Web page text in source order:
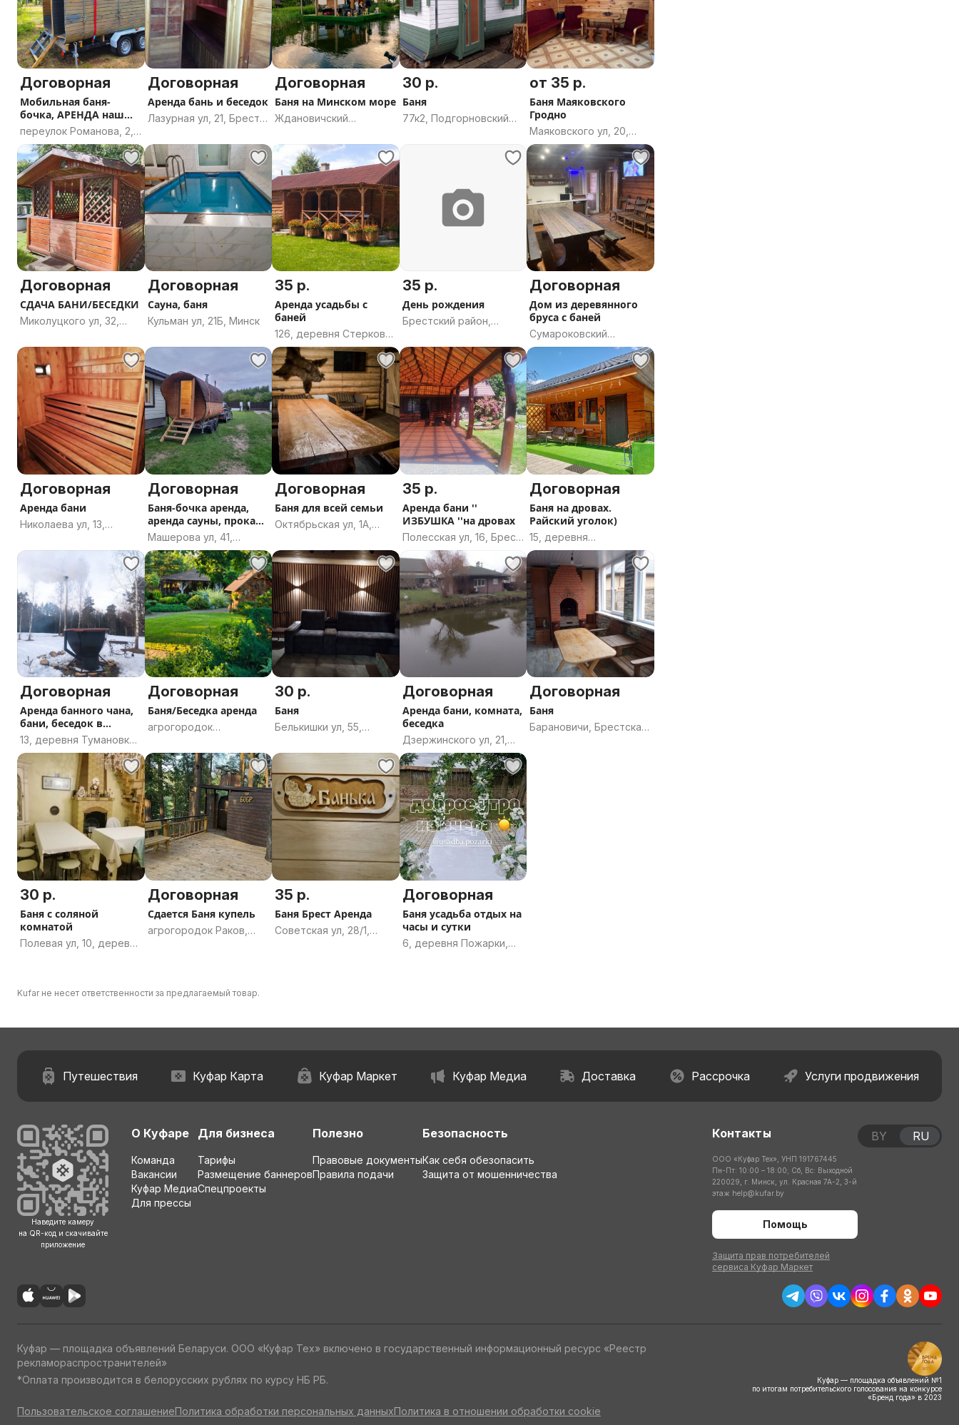
Договорная
Мобильная баня-
бочка, АРЕНДА наш
сайт в инстограмм
переулок Романова, 2,
городской посёлок
Радошковичи,
Молодечненский
район, Минская
область
Договорная
Аренда бань и беседок
Лазурная ул, 21, Брест,
Договорная
Баня на Минском море
Ждановичский
район, Минская
область
30 р.
Баня
77к2, Подгорновский
от 35 р.
Баня Маяковского
Гродно
Маяковского ул, 20,
Гродно, Гродненская
область
Договорная
СДАЧА БАНИ/БЕСЕДКИ
Миколуцкого ул, 32,
область
Договорная
Сауна, баня
Кульман ул, 21Б, Минск
35 р.
Аренда усадьбы с
баней
126, деревня Стерково,
Дубровенский
сельсовет, Лидский
район, Гродненская
область
35 р.
День рождения
Брестский район,
Договорная
Дом из деревянного
бруса с баней
Сумароковский
переулок, 7, Могилёв,
Могилёвская область
Договорная
Аренда бани
Николаева ул, 13,
область
Договорная
Баня-бочка аренда,
аренда сауны, прокат
бани
Машерова ул, 41,
Молодечно,
Молодечненский
район, Минская
область
Договорная
Баня для всей семьи
Октябрьская ул, 1А,
Оторский сельсовет,
Чечерский район,
Гомельская область
35 р.
Аренда бани ''
ИЗБУШКА ''на дровах
Полесская ул, 16, Брест,
Брестская область
Договорная
Баня на дровах.
Райский уголок)
15, деревня
Москалёвцы,
Дятловский сельсовет,
Дятловский район,
Гродненская область
Договорная
Аренда банного чана,
бани, беседок в
Тумановке
13, деревня Тумановка,
Дашковский сельсовет,
Могилёвский район,
Могилёвская область
Договорная
Баня/Беседка аренда
агрогородок
Вендорожский
сельсовет,
Могилёвский район,
Могилёвская область
30 р.
Баня
Белькишки ул, 55,
Островецкий район,
Гродненская область
Договорная
Аренда бани, комната,
беседка
Дзержинского ул, 21,
Слоним, Слонимский
район, Гродненская
область
Договорная
Баня
Барановичи, Брестская
30 р.
Баня с соляной
комнатой
Полевая ул, 10, деревня
область
Договорная
Сдается Баня купель
агрогородок Раков,
35 р.
Баня Брест Аренда
Советская ул, 28/1,
Договорная
Баня усадьба отдых на
часы и сутки
6, деревня Пожарки,
Kufar не несет ответственности за предлагаемый товар.
Путешествия Куфар Карта Куфар Маркет Куфар Медиа Доставка Рассрочка Услуги продвижения
Наведите камеру
на QR-код и скачивайте
приложение
О Куфаре
Команда
Вакансии
Куфар Медиа
Для прессы
Для бизнеса
Тарифы
Размещение баннеров
Спецпроекты
Полезно
Правовые документы
Правила подачи
Безопасность
Как себя обезопасить
Защита от мошенничества
Контакты
ООО «Куфар Тех», УНП 191767445
Пн-Пт: 10:00 – 18:00; Сб, Вс: Выходной
220029, г. Минск, ул. Красная 7А-2, 3-й
этаж help@kufar.by
Помощь
Защита прав потребителей
сервиса Куфар Маркет
BY RU
Куфар — площадка объявлений Беларуси. ООО «Куфар Тех» включено в государственный информационный ресурс «Реестр
рекламораспространителей»
*Оплата производится в белорусских рублях по курсу НБ РБ.
Пользовательское соглашениеПолитика обработки персональных данныхПолитика в отношении обработки cookie
Куфар — площадка объявлений №1
по итогам потребительского голосования на конкурсе
«Бренд года» в 2023